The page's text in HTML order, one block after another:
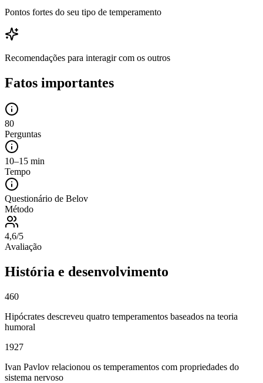
Pontos fortes do seu tipo de temperamento
Recomendações para interagir com os outros
Fatos importantes
80
Perguntas
10–15 min
Tempo
Questionário de Belov
Método
4,6/5
Avaliação
História e desenvolvimento
460
Hipócrates descreveu quatro temperamentos baseados na teoria
humoral
1927
Ivan Pavlov relacionou os temperamentos com propriedades do
sistema nervoso